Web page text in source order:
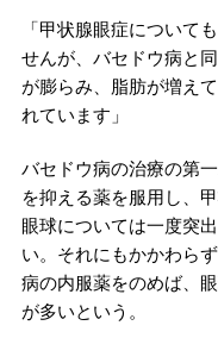
「甲状腺眼症について
せんが、バセドウ病と
が膨らみ、脂肪が増え
れています」
バセドウ病の治療の第
を抑える薬を服用し、
眼球については一度突
い。それにもかかわら
病の内服薬をのめば、
が多いという。